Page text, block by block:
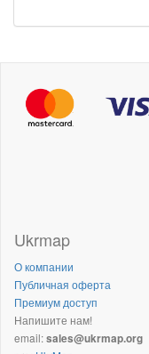
Ukrmap
О компании
Публичная оферта
Премиум доступ
Напишите нам!
email:sales@ukrmap.org